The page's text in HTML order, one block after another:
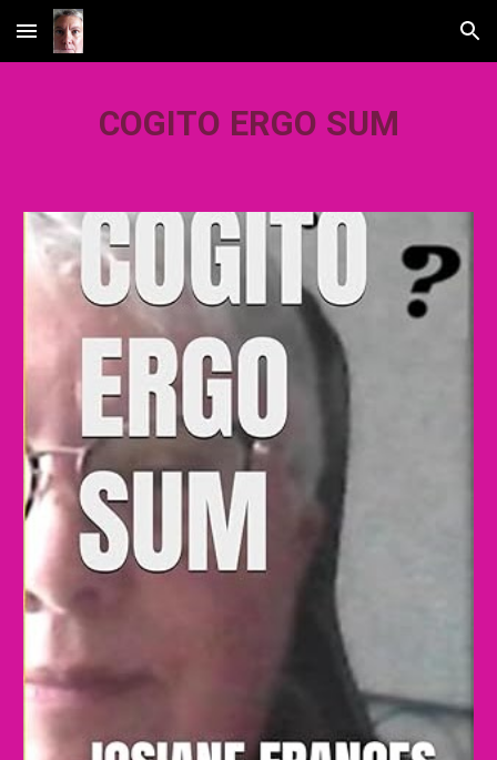
Skip to main content Skip to navigation
COGITO ERGO SUM